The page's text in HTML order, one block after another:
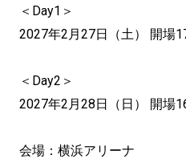
＜Day1＞
2027年2月27日（土） 開場
＜Day2＞
2027年2月28日（日） 開場
会場：横浜アリーナ